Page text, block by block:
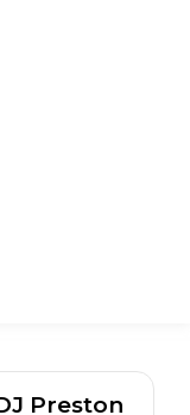
Preston